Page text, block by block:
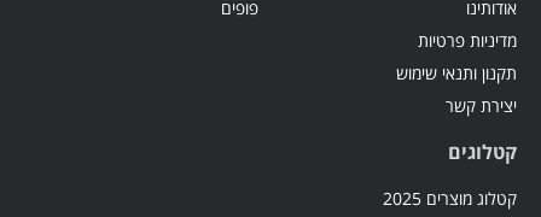
אודותינו
מדיניות פרטיות
תקנון ותנאי שימוש
יצירת קשר
פופים
קטלוגים
קטלוג מוצרים 2025